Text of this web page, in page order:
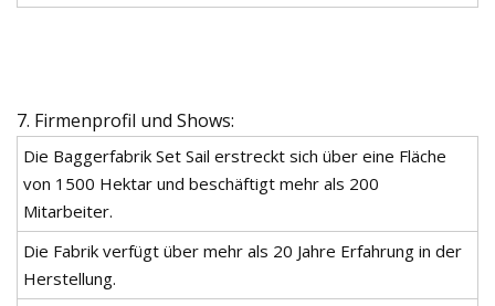
7. Firmenprofil und Shows:
Die Baggerfabrik Set Sail erstreckt sich über eine Fläche
von 1500 Hektar und beschäftigt mehr als 200
Mitarbeiter.
Die Fabrik verfügt über mehr als 20 Jahre Erfahrung in der
Herstellung.